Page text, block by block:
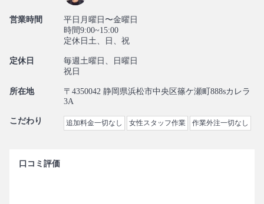
営業時間
平日月曜日〜金曜日
時間9:00~15:00
定休日土、日、祝
定休日
毎週土曜日、日曜日
祝日
所在地
〒4350042 静岡県浜松市中央区篠ケ瀬町888sカレラ
3A
こだわり 追加料金一切なし 女性スタッフ作業 作業外注一切なし
口コミ評価